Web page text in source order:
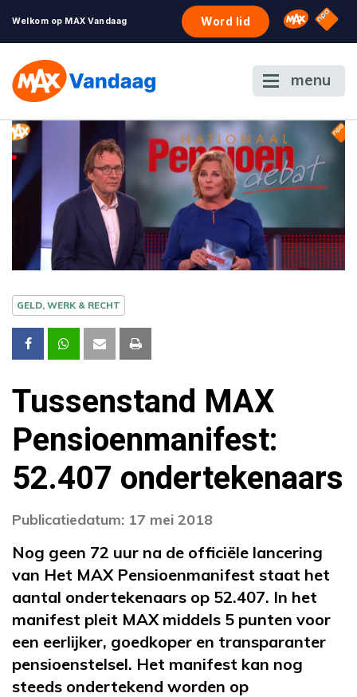
Welkom op MAX Vandaag Word lid Omroep
NPO
menu
GELD, WERK & RECHT
Tussenstand MAX
Pensioenmanifest:
52.407 ondertekenaars
Publicatiedatum: 17 mei 2018
Nog geen 72 uur na de officiële lancering
van Het MAX Pensioenmanifest staat het
aantal ondertekenaars op 52.407. In het
manifest pleit MAX middels 5 punten voor
een eerlijker, goedkoper en transparanter
pensioenstelsel. Het manifest kan nog
steeds ondertekend worden op